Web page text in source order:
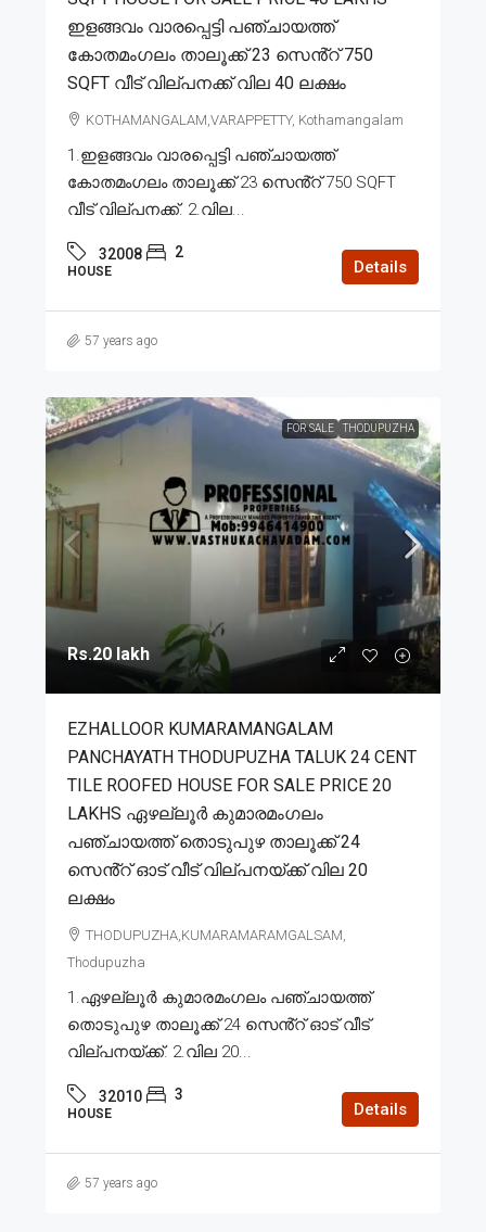
ഇളങ്ങവം വാരപ്പെട്ടി പഞ്ചായത്ത്
കോതമംഗലം താലൂക്ക് 23 സെൻ്റ് 750
SQFT വീട് വില്പനക്ക് വില 40 ലക്ഷം
KOTHAMANGALAM,VARAPPETTY, Kothamangalam
1.ഇളങ്ങവം വാരപ്പെട്ടി പഞ്ചായത്ത്
കോതമംഗലം താലൂക്ക് 23 സെൻ്റ് 750 SQFT
വീട് വില്പനക്ക്. 2.വില...
32008 2
HOUSE Details
57 years ago
FOR SALE THODUPUZHA
Rs.20 lakh
EZHALLOOR KUMARAMANGALAM
PANCHAYATH THODUPUZHA TALUK 24 CENT
TILE ROOFED HOUSE FOR SALE PRICE 20
LAKHS ഏഴല്ലൂർ കുമാരമംഗലം
പഞ്ചായത്ത് തൊടുപുഴ താലൂക്ക് 24
സെൻ്റ് ഓട് വീട് വില്പനയ്ക്ക് വില 20
ലക്ഷം
THODUPUZHA,KUMARAMARAMGALSAM,
Thodupuzha
1.ഏഴല്ലൂർ കുമാരമംഗലം പഞ്ചായത്ത്
തൊടുപുഴ താലൂക്ക് 24 സെൻ്റ് ഓട് വീട്
വില്പനയ്ക്ക്. 2.വില 20...
32010 3
HOUSE Details
57 years ago